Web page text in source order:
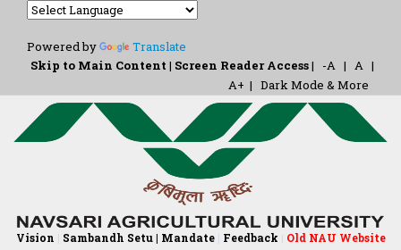
Powered by
Translate
Skip to Main Content | Screen Reader Access| -A | A |
A+ | Dark Mode & More
Vision | Sambandh Setu | Mandate| Feedback | Old NAU Website